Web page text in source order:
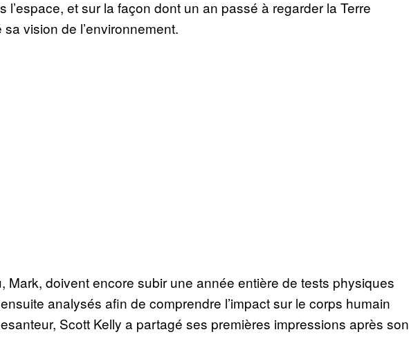
l’espace, et sur la façon dont un an passé à regarder la Terre
vision de l’environnement.
Mark, doivent encore subir une année entière de tests physiques
analysés afin de comprendre l’impact sur le corps humain
Scott Kelly a partagé ses premières impressions après son